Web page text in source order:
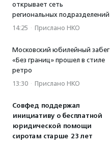
открывает сеть
региональных подразделений
14:25 · Прислано НКО
Московский юбилейный забег
«Без границ» прошел в стиле
ретро
13:30 · Прислано НКО
Совфед поддержал
инициативу о бесплатной
юридической помощи
сиротам старше 23 лет